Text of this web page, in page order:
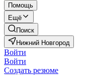
Помощь
Ещё
Поиск
Нижний Новгород
Войти
Войти
Создать резюме